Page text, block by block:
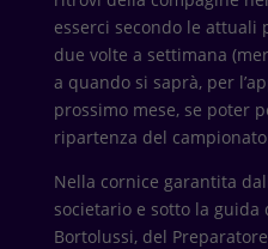
esserci secondo le
due volte a settimana
a quando si saprà, per
prossimo mese, se poter
ripartenza del
Nella cornice garantita
societario e sotto la guida
Bortolussi, del